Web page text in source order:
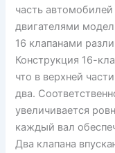
часть
двигателями
16 клапанами
Конструкция 16-
что в верхней
два.
увеличивается
каждый вал
Два клапана